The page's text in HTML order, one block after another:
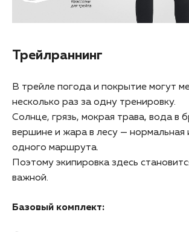
Трейлраннинг
В трейле погода и покрытие могут
несколько раз за одну тренировку.
Солнце, грязь, мокрая трава, вода в
вершине и жара в лесу — нормальная
одного маршрута.
Поэтому экипировка здесь
важной.
Базовый комплект: